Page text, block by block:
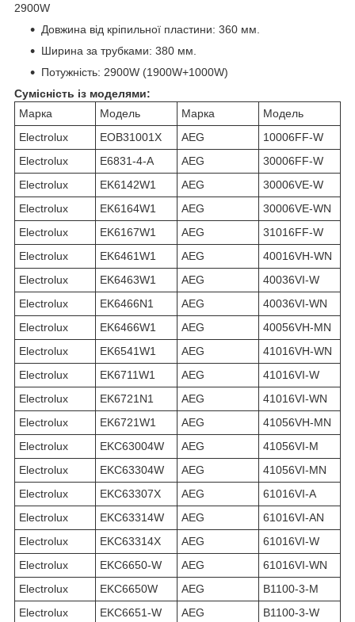
2900W
Довжина від кріпильної пластини: 360 мм.
Ширина за трубками: 380 мм.
Потужність: 2900W (1900W+1000W)
Сумісність із моделями:
Марка
Модель Марка
Модель
Electrolux
EOB31001X AEG
10006FF-W
Electrolux
E6831-4-A AEG
30006FF-W
Electrolux
EK6142W1 AEG
30006VE-W
Electrolux
EK6164W1 AEG
30006VE-WN
Electrolux
EK6167W1 AEG
31016FF-W
Electrolux
EK6461W1 AEG
40016VH-WN
Electrolux
EK6463W1 AEG
40036VI-W
Electrolux
EK6466N1 AEG
40036VI-WN
Electrolux
EK6466W1 AEG
40056VH-MN
Electrolux
EK6541W1 AEG
41016VH-WN
Electrolux
EK6711W1 AEG
41016VI-W
Electrolux
EK6721N1 AEG
41016VI-WN
Electrolux
EK6721W1 AEG
41056VH-MN
Electrolux
EKC63004W AEG
41056VI-M
Electrolux
EKC63304W AEG
41056VI-MN
Electrolux
EKC63307X AEG
61016VI-A
Electrolux
EKC63314W AEG
61016VI-AN
Electrolux
EKC63314X AEG
61016VI-W
Electrolux
EKC6650-W AEG
61016VI-WN
Electrolux
EKC6650W AEG
B1100-3-M
Electrolux
EKC6651-W AEG
B1100-3-W